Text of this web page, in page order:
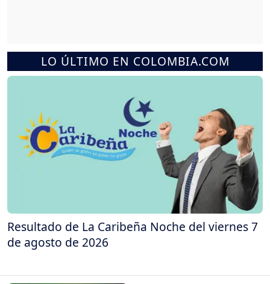
LO ÚLTIMO EN COLOMBIA.COM
Resultado de La Caribeña Noche del viernes 7
de agosto de 2026